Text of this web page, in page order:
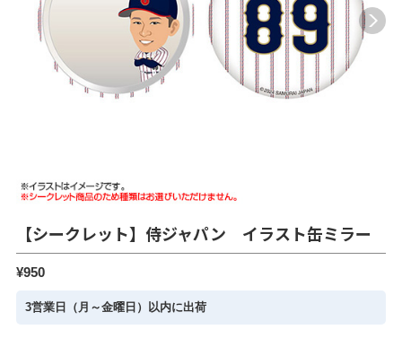
【シークレット】侍ジャパン イラスト缶ミラー
¥950
3営業日（月～金曜日）以内に出荷